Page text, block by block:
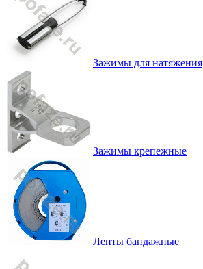
Зажимы для натяжения
Зажимы крепежные
Ленты бандажные